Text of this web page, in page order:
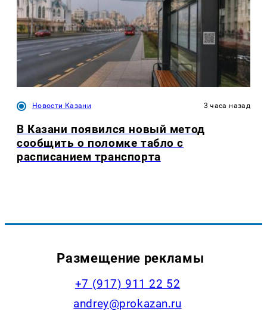
Новости Казани 3 часа назад
В Казани появился новый метод
сообщить о поломке табло с
расписанием транспорта
Размещение рекламы
+7 (917) 911 22 52
andrey@prokazan.ru